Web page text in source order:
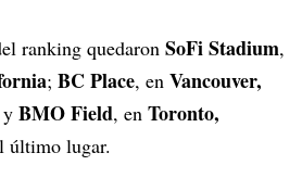
ranking quedaron SoFi Stadium,
; BC Place, en Vancouver,
BMO Field, en Toronto,
último lugar.